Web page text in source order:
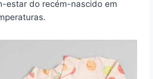
estar do recém-nascido em